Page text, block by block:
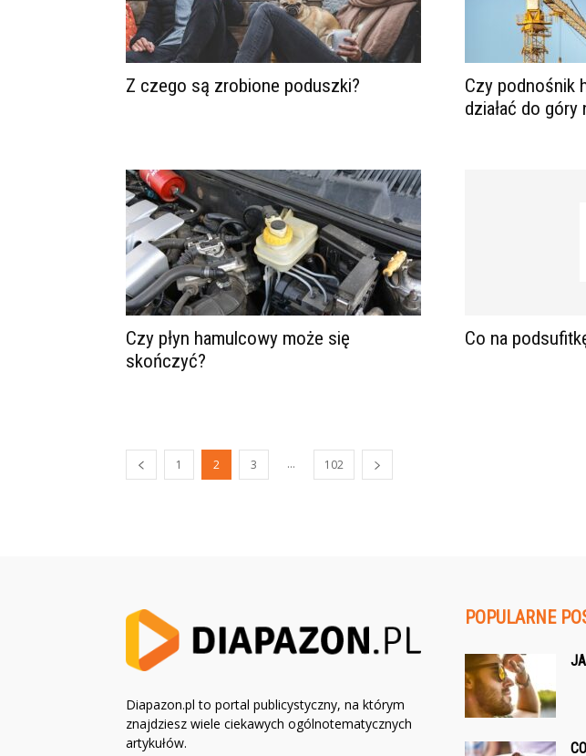
Z czego są zrobione poduszki?
Czy podnośnik
działać do góry
Czy płyn hamulcowy może się
skończyć?
Co na
1 2 3 ... 102
Diapazon.pl to portal publicystyczny, na którym
znajdziesz wiele ciekawych ogólnotematycznych
artykułów.
POPULARNE